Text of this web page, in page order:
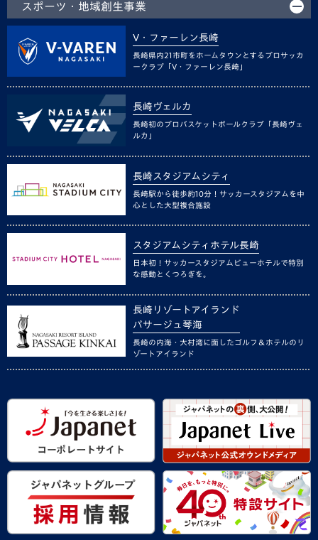
スポーツ・地域創生事業
V・ファーレン長崎
長崎県内21市町をホームタウンとするプロサッカ
ークラブ「V・ファーレン長崎」
長崎ヴェルカ
長崎初のプロバスケットボールクラブ「長崎ヴェ
ルカ」
長崎スタジアムシティ
長崎駅から徒歩約10分！サッカースタジアムを中
心とした大型複合施設
スタジアムシティホテル長崎
日本初！サッカースタジアムビューホテルで特別
な感動とくつろぎを。
長崎リゾートアイランド
パサージュ琴海
長崎の内海・大村湾に面したゴルフ＆ホテルのリ
ゾートアイランド